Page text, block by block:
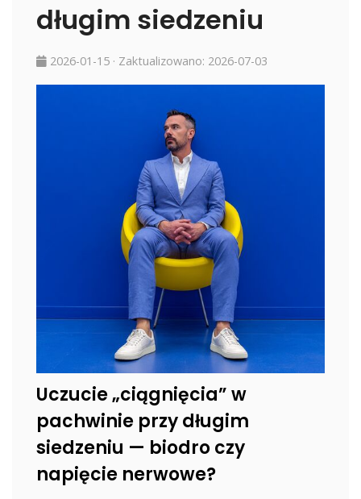
długim siedzeniu
2026-01-15 · Zaktualizowano: 2026-07-03
Uczucie „ciągnięcia” w
pachwinie przy długim
siedzeniu — biodro czy
napięcie nerwowe?